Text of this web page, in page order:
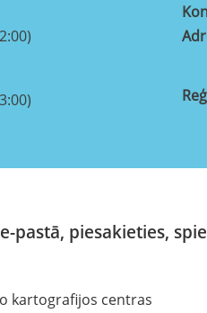
piesakieties,
kartografijos centras